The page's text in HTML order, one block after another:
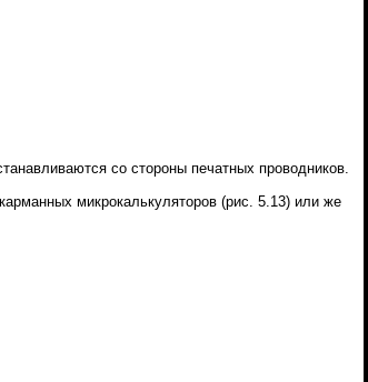
со стороны печатных проводников.
микрокалькуляторов (рис. 5.13) или же